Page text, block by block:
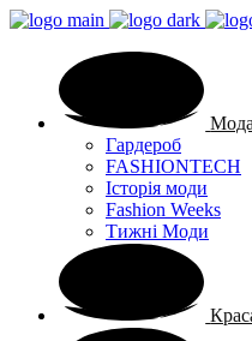
Мода
Гардероб
FASHIONTECH
Історія моди
Fashion Weeks
Тижні Моди